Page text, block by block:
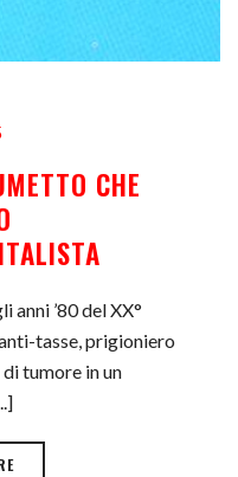
CHE
anni ’80 del XX°
tasse, prigioniero
tumore in un